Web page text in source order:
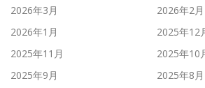
2026年3月
2026年2月
2026年1月
2025年12
2025年11月
2025年10
2025年9月
2025年8月